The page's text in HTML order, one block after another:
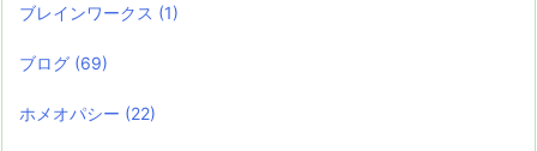
ブレインワークス (1)
ブログ (69)
ホメオパシー (22)